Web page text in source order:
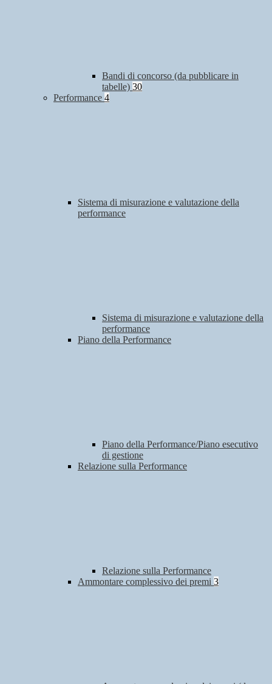
Bandi di concorso (da pubblicare in
tabelle) 30
Performance 4
Sistema di misurazione e valutazione della
performance
Sistema di misurazione e valutazione della
performance
Piano della Performance
Piano della Performance/Piano esecutivo
di gestione
Relazione sulla Performance
Relazione sulla Performance
Ammontare complessivo dei premi 3